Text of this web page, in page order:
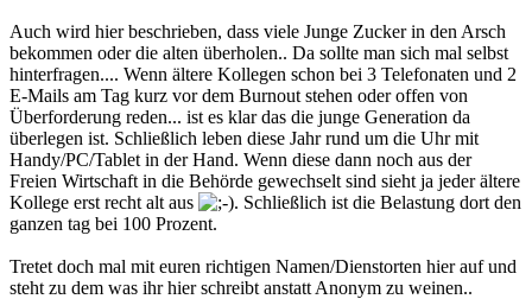
Auch wird hier beschrieben, dass viele Junge Zucker in den Arsch
bekommen oder die alten überholen.. Da sollte man sich mal selbst
hinterfragen.... Wenn ältere Kollegen schon bei 3 Telefonaten und 2
E-Mails am Tag kurz vor dem Burnout stehen oder offen von
Überforderung reden... ist es klar das die junge Generation da
überlegen ist. Schließlich leben diese Jahr rund um die Uhr mit
Handy/PC/Tablet in der Hand. Wenn diese dann noch aus der
Freien Wirtschaft in die Behörde gewechselt sind sieht ja jeder ältere
Kollege erst recht alt aus
. Schließlich ist die Belastung dort den
ganzen tag bei 100 Prozent.
Tretet doch mal mit euren richtigen Namen/Dienstorten hier auf und
steht zu dem was ihr hier schreibt anstatt Anonym zu weinen..